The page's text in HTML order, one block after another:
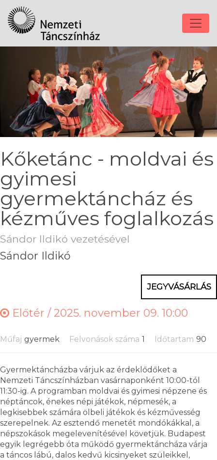
Kőketánc - moldvai és
gyimesi
gyermektáncház és
kézműves foglalkozás
Sándor Ildikó vezetésével
Sándor Ildikó
JEGYVÁSÁRLÁS
Előtér /2025. november 09. 10:00
Műfaj gyermek Felvonások száma 1 Időtartam 90
Gyermektáncházba várjuk az érdeklődőket a
Nemzeti Táncszínházban vasárnaponként 10:00-tól
11:30-ig. A programban moldvai és gyimesi népzene és
néptáncok, énekes népi játékok, népmesék, a
legkisebbek számára ölbeli játékok és kézművesség
szerepelnek. Az esztendő menetét mondókákkal, a
népszokások megelevenítésével követjük. Budapest
egyik legrégebb óta működő gyermektáncháza várja
a táncos lábú, dalos kedvű kicsinyeket szüleikkel,